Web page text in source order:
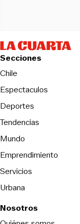
Secciones
Chile
Espectaculos
Deportes
Tendencias
Mundo
Emprendimiento
Servicios
Urbana
Nosotros